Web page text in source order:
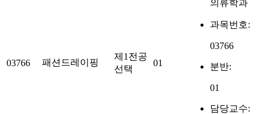
03766 패션드레이핑
제1전공
선택
01
의류학과
과목번호:
03766
분반:
01
담당교수: